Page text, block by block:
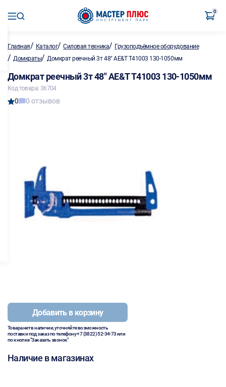
0
Главная/ Каталог/Силовая техника/ Грузоподъёмное оборудование
/ Домкраты/Домкрат реечный 3т 48" AE&T Т41003 130-1050мм
Домкрат реечный 3т 48" AE&T Т41003 130-1050мм
Код товара: 36704
0 0 отзывов
Добавить в корзину
Товара нет в наличии, уточняйте возможность
поставки под заказ по телефону+7 (3822) 52-34-73или
по кнопке "Заказать звонок"
Наличие в магазинах